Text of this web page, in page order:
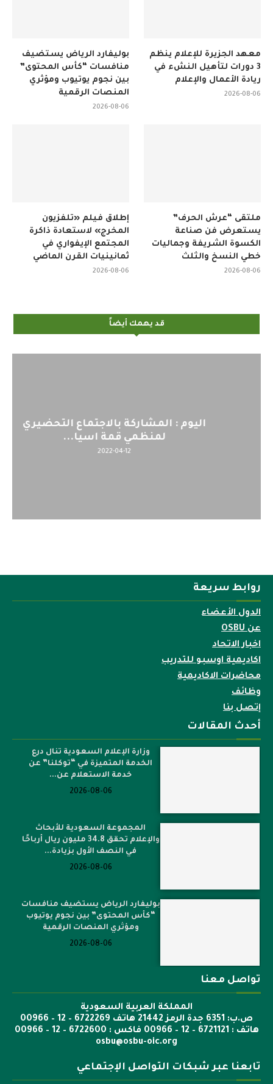
بوليفارد الرياض يستضيف
منافسات “كأس المحتوى”
بين نجوم يوتيوب ومؤثري
المنصات الرقمية
2026-08-06
معهد الجزيرة للإعلام ينظم
3 دورات لتأهيل النشء في
ريادة الأعمال والإعلام
2026-08-06
إطلاق فيلم «تلفزيون
المخرج» لاستعادة ذاكرة
المجتمع الإيفواري في
ثمانينيات القرن الماضي
2026-08-06
ملتقى “عرش الحرف”
يستعرض فن صناعة
الكسوة الشريفة وجماليات
خطي النسخ والثلث
2026-08-06
قد يهمك أيضاً
اليوم : المشاركة بالاجتماع التحضيري
لمنظمي قمة اسيا...
2022-04-12
روابط سريعة
الدول الأعضاء
عن OSBU
اخبار الاتحاد
اكاديمية اوسبو للتدريب
محاضرات الاكاديمية
وظائف
إتصل بنا
أحدث المقالات
وزارة الإعلام السعودية تنال درع
الخدمة المتميزة في “توكلنا” عن
خدمة الاستعلام عن...
2026-08-06
المجموعة السعودية للأبحاث
والإعلام تحقق 34.8 مليون ريال أرباحًا
في النصف الأول بزيادة...
2026-08-06
بوليفارد الرياض يستضيف منافسات
“كأس المحتوى” بين نجوم يوتيوب
ومؤثري المنصات الرقمية
2026-08-06
تواصل معنا
المملكة العربية السعودية
ص.ب: 6351 جدة الرمز 21442 هاتف 6722269 – 12 – 00966
هاتف : 6721121 – 12 – 00966 فاكس : 6722600 – 12 – 00966
osbu@osbu-oic.org
تابعنا عبر شبكات التواصل الإجتماعي